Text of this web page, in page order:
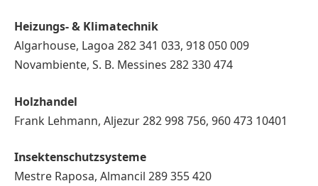
Heizungs- & Klimatechnik
Algarhouse, Lagoa 282 341 033, 918 050 009
Novambiente, S. B. Messines 282 330 474
Holzhandel
Frank Lehmann, Aljezur 282 998 756, 960 473 10401
Insektenschutzsysteme
Mestre Raposa, Almancil 289 355 420